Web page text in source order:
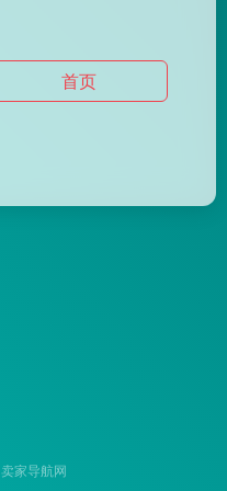
首页
卖家导航网